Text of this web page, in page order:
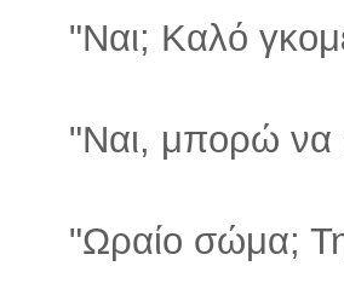
"Ναι; Καλό
"Ναι, μπορώ να
"Ωραίο σώμα;